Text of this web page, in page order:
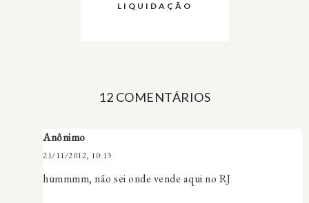
LIQUIDAÇÃO
12 COMENTÁRIOS
Anônimo
21/11/2012, 10:13
hummmm, não sei onde vende aqui no RJ